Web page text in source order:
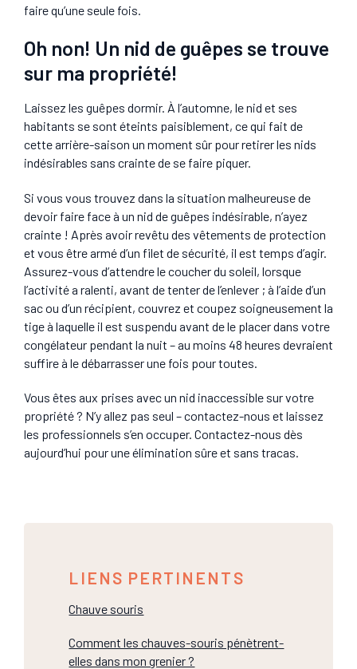
LIENS PERTINENTS
Chauve souris
Comment les chauves-souris pénètrent-
elles dans mon grenier ?
faire qu’une seule fois.
Oh non! Un nid de guêpes se trouve
sur ma propriété!
Laissez les guêpes dormir. À l’automne, le nid et ses
habitants se sont éteints paisiblement, ce qui fait de
cette arrière-saison un moment sûr pour retirer les nids
indésirables sans crainte de se faire piquer.
Si vous vous trouvez dans la situation malheureuse de
devoir faire face à un nid de guêpes indésirable, n’ayez
crainte ! Après avoir revêtu des vêtements de protection
et vous être armé d’un filet de sécurité, il est temps d’agir.
Assurez-vous d’attendre le coucher du soleil, lorsque
l’activité a ralenti, avant de tenter de l’enlever ; à l’aide d’un
sac ou d’un récipient, couvrez et coupez soigneusement la
tige à laquelle il est suspendu avant de le placer dans votre
congélateur pendant la nuit – au moins 48 heures devraient
suffire à le débarrasser une fois pour toutes.
Vous êtes aux prises avec un nid inaccessible sur votre
propriété ? N’y allez pas seul – contactez-nous et laissez
les professionnels s’en occuper. Contactez-nous dès
aujourd’hui pour une élimination sûre et sans tracas.